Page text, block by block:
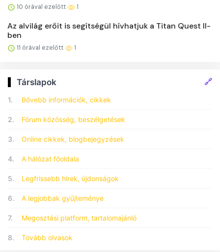
10 órával ezelőtt 1
Az alvilág erőit is segítségül hívhatjuk a Titan Quest II-
ben
11 órával ezelőtt 1
Társlapok 🔗
1. Bővebb információk, cikkek
2. Fórum közösség, beszélgetések
3. Online cikkek, blogbejegyzések
4. A hálózat főoldala
5. Legfrissebb hírek, újdonságok
6. A legjobbak gyűjteménye
7. Megosztási platform, tartalomajánló
8. Tovább olvasok